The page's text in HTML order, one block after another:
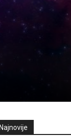
Najnovije